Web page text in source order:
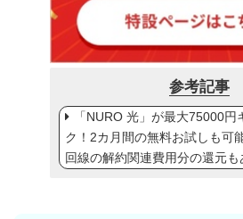
参考記事
「NURO 光」が最大75000円
ク！2カ月間の無料お試しも可
回線の解約関連費用分の還元も